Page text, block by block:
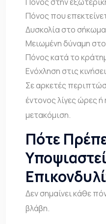
Πόνος που
Δυσκολία στο
Μειωμένη δύναμη στο
Πόνος κατά το
Ενόχληση στις
Σε αρκετές
έντονος λίγες ώρες
μετακόμιση.
Πότε
Δεν σημαίνει κάθε
βλάβη.